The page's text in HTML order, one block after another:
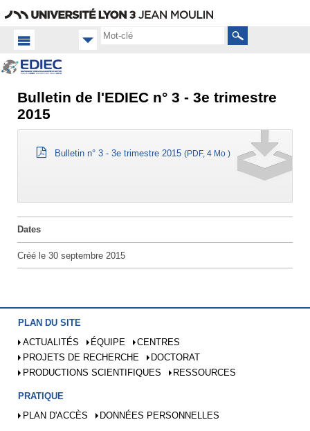
Rechercher
Accueil
Équipe
Bulletin de l'EDIEC n° 3 - 3e trimestre
2015
Bulletin n° 3 - 3e trimestre 2015 (PDF, 4 Mo )
Dates
Créé le 30 septembre 2015
PLAN DU SITE
ACTUALITÉS
ÉQUIPE
CENTRES
PROJETS DE RECHERCHE
DOCTORAT
PRODUCTIONS SCIENTIFIQUES
RESSOURCES
PRATIQUE
PLAN D'ACCÈS
DONNÉES PERSONNELLES